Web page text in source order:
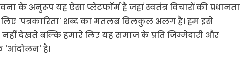
के अनुरूप यह ऐसा प्लेटफॉर्म है जहां स्वतंत्र विचारों की प्रधानता
लिए 'पत्रकारिता' शब्द का मतलब बिलकुल अलग है। हम इसे
देखते बल्कि हमारे लिए यह समाज के प्रति जिम्मेदारी और
'आंदोलन' है।